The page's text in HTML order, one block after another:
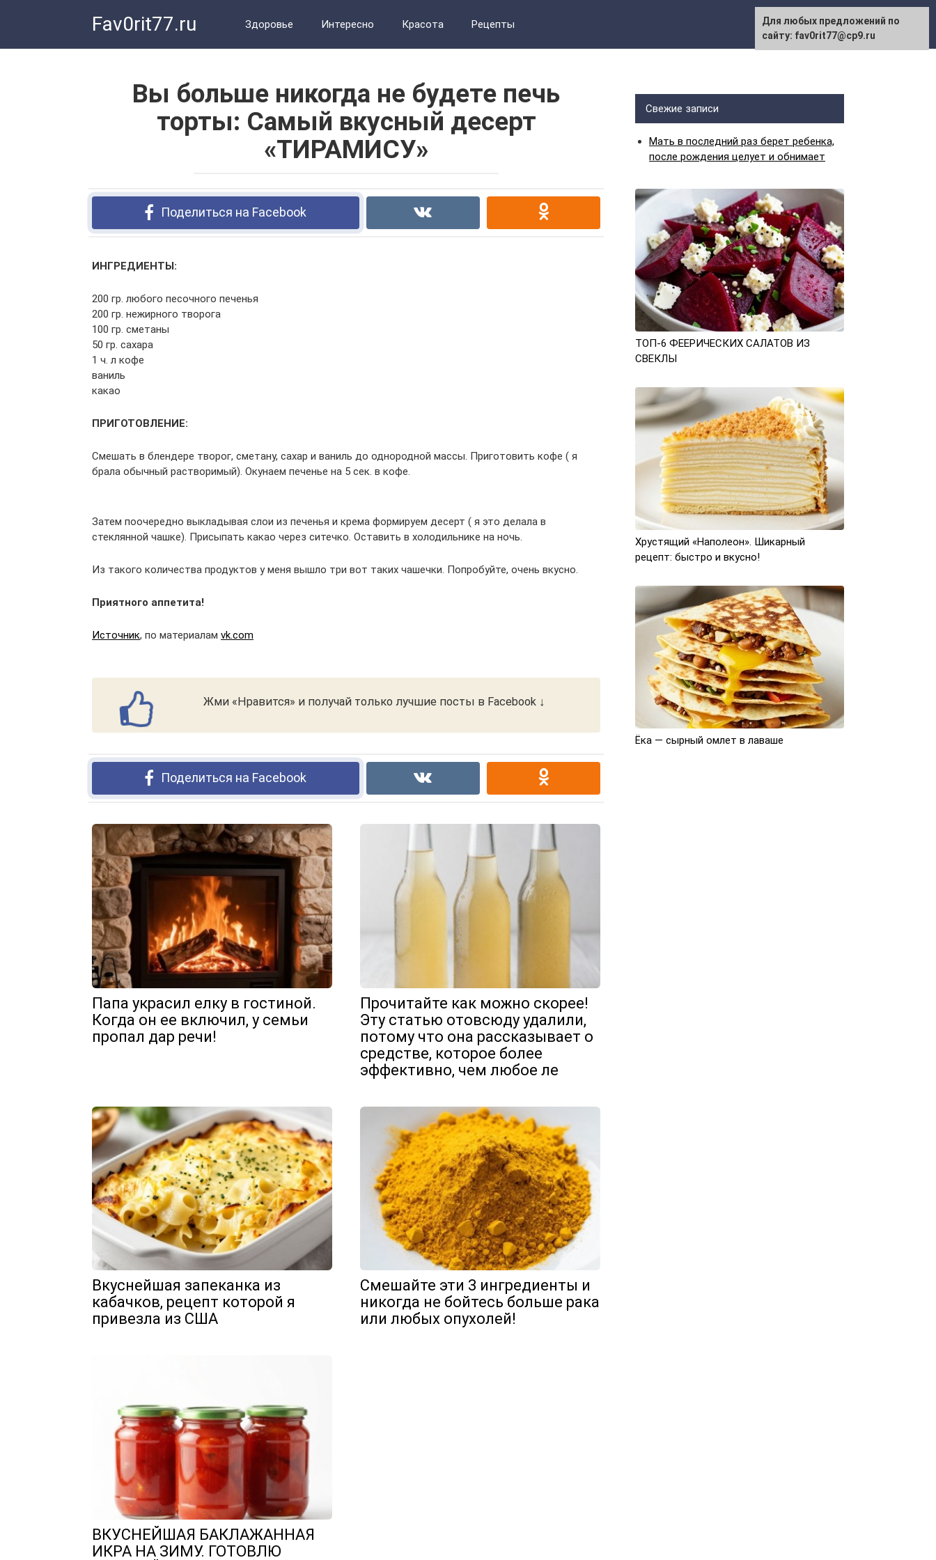
Fav0rit77.ru Здоровье Интересно Красота Рецепты
Вы больше никогда не будете печь
торты: Самый вкусный десерт
«ТИРАМИСУ»
Поделиться на Facebook
ИНГРЕДИЕНТЫ:
200 гр. любого песочного печенья
200 гр. нежирного творога
100 гр. сметаны
50 гр. сахара
1 ч. л кофе
ваниль
какао
ПРИГОТОВЛЕНИЕ:
Смешать в блендере творог, сметану, сахар и ваниль до однородной массы. Приготовить кофе ( я
брала обычный растворимый). Окунаем печенье на 5 сек. в кофе.
Затем поочередно выкладывая слои из печенья и крема формируем десерт ( я это делала в
стеклянной чашке). Присыпать какао через ситечко. Оставить в холодильнике на ночь.
Из такого количества продуктов у меня вышло три вот таких чашечки. Попробуйте, очень вкусно.
Приятного аппетита!
Источник, по материалам vk.com
Жми «Нравится» и получай только лучшие посты в Facebook ↓
Поделиться на Facebook
Папа украсил елку в гостиной.
Когда он ее включил, у семьи
пропал дар речи!
Прочитайте как можно скорее!
Эту статью отовсюду удалили,
потому что она рассказывает о
средстве, которое более
эффективно, чем любое ле
Вкуснейшая запеканка из
кабачков, рецепт которой я
привезла из США
Смешайте эти 3 ингредиенты и
никогда не бойтесь больше рака
или любых опухолей!
ВКУСНЕЙШАЯ БАКЛАЖАННАЯ
ИКРА НА ЗИМУ. ГОТОВЛЮ
Свежие записи
Мать в последний раз берет ребенка,
после рождения целует и обнимает
ТОП-6 ФЕЕРИЧЕСКИХ САЛАТОВ ИЗ
СВЕКЛЫ
Хрустящий «Наполеон». Шикарный
рецепт: быстро и вкусно!
Ёка — сырный омлет в лаваше
Для любых предложений по
сайту: fav0rit77@cp9.ru